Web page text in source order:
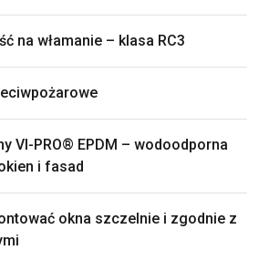
na włamanie – klasa RC3
VI-PRO® EPDM – wodoodporna
i fasad
okna szczelnie i zgodnie z